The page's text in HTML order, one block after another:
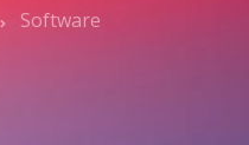
Software